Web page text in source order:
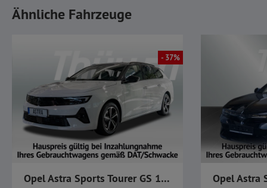
Ähnliche Fahrzeuge
- 37%
Opel Astra Sports Tourer GS 1.2 Turbo, Allwetterreifen